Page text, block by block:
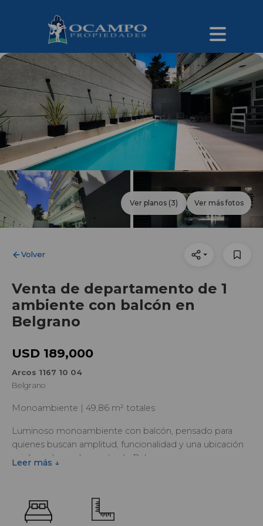
Volver
Venta de departamento de 1
ambiente con balcón en
Belgrano
Ver planos (3) Ver más fotos
USD 189,000
Arcos 1167 10 04
Belgrano
Monoambiente | 49,86 m² totales
Luminoso monoambiente con balcón, pensado para
quienes buscan amplitud, funcionalidad y una ubicación
privilegiada en el corazón de Belgrano.
integrado al living comedor, cocina de concepto abierto,
vestidor y baño completo. Su distribución eficiente
Leer más ↓